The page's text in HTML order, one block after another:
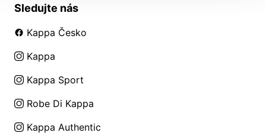
Sledujte nás
Kappa Česko
Kappa
Kappa Sport
Robe Di Kappa
Kappa Authentic